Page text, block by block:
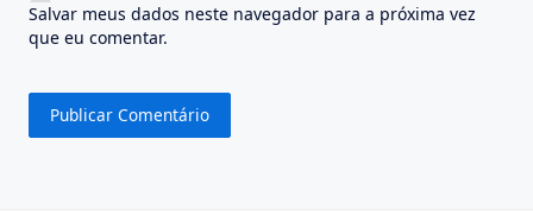
Salvar meus dados neste navegador para a próxima vez
que eu comentar.